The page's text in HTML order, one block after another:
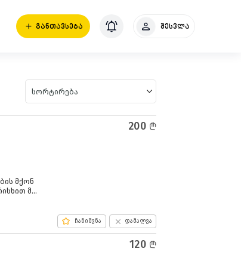
ᲒᲐᲜᲗᲐᲕᲡᲔᲑᲐ შესვლა
სორტირება
მქონ
მ
2
200 l
დამალვა
ჩანიშვნა
120 l